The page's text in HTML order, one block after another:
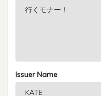
Issuer Name